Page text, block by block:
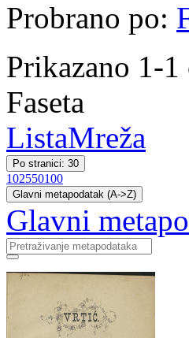
Probrano po:
Prikazano 1-1
Faseta
ListaMreža
Po stranici: 30
102550100
Glavni metapodatak (A->Z)
Glavni